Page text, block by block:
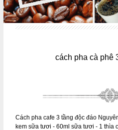
cách pha cà phê
Cách pha cafe 3 tầng độc đáo
kem sữa tươi - 60ml sữa tươi - 1 thìa